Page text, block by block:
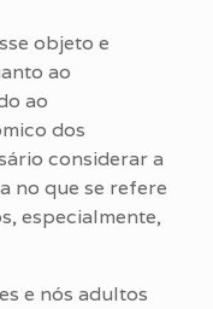
objeto e
ao
ao
dos
considerar a
no que se refere
especialmente,
e nós adultos